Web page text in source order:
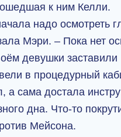
к ним Келли.
надо осмотреть
Мэри. – Пока нет
девушки
в процедурный
а сама достала
дна. Что-то
Мейсона.